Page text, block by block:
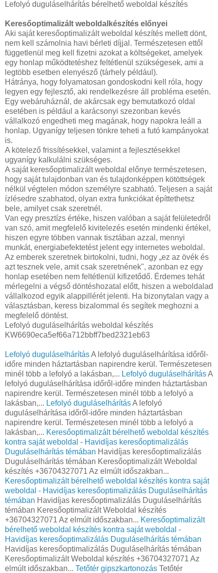
Lefolyó duguláselhárítás bérelhető weboldal készítés
Keresőoptimalizált weboldalkészítés előnyei
Aki saját keresőoptimalizált weboldal készítés mellett dönt,
nem kell számolnia havi bérleti díjjal. Természetesen ettől
függetlenül meg kell fizetni azokat a költségeket, amelyek
egy honlap működtetéshez feltétlenül szükségesek, ami a
legtöbb esetben elenyésző (tárhely például).
Hátránya, hogy folyamatosan gondoskodni kell róla, hogy
legyen egy fejlesztő, aki rendelkezésre áll probléma esetén.
Egy webáruháznál, de akárcsak egy bemutatkozó oldal
esetében is például a karácsonyi szezonban kevés
vállalkozó engedheti meg magának, hogy napokra leáll a
honlap. Ugyanígy teljesen tönkre teheti a futó kampányokat
is.
A kötelező frissítésekkel, valamint a fejlesztésekkel
ugyanígy kalkulálni szükséges.
A saját keresőoptimalizált weboldal előnye természetesen,
hogy saját tulajdonban van és tulajdonképpen kötöttségek
nélkül végtelen módon személyre szabható. Teljesen a saját
ízlésedre szabhatod, olyan extra funkciókat építtethetsz
bele, amilyet csak szeretnél.
Van egy presztízs értéke, hiszen valóban a saját felületedről
van szó, amit megfelelő kivitelezés esetén mindenki értékel,
hiszen egyre többen vannak tisztában azzal, mennyi
munkát, energiabefektetést jelent egy internetes weboldal.
Az emberek szeretnek birtokolni, tudni, hogy „ez az övék és
azt tesznek vele, amit csak szeretnének", azonban ez egy
honlap esetében nem feltétlenül kifizetődő. Érdemes tehát
mérlegelni a végső döntéshozatal előtt, hiszen a weboldalad
vállalkozod egyik alappillérét jelenti. Ha bizonytalan vagy a
választásban, keress bizalommal és segítek meghozni a
megfelelő döntést.
Lefolyó duguláselhárítás weboldal készítés
KW6690eca5ef66a712bbff7bed2321eb63
Lefolyó duguláselhárításA lefolyó duguláselhárítása időről-
időre minden háztartásban napirendre kerül. Természetesen
minél több a lefolyó a lakásban,... Lefolyó duguláselhárításA
lefolyó duguláselhárítása időről-időre minden háztartásban
napirendre kerül. Természetesen minél több a lefolyó a
lakásban,... Lefolyó duguláselhárításA lefolyó
duguláselhárítása időről-időre minden háztartásban
napirendre kerül. Természetesen minél több a lefolyó a
lakásban,... Keresőoptimalizált bérelhető weboldal készítés
kontra saját weboldal - Havidíjas keresőoptimalizálás
Duguláselhárítás témában Havidíjas keresőoptimalizálás
Duguláselhárítás témában Keresőoptimalizált Weboldal
készítés +36704327071 Az elmúlt időszakban...
Keresőoptimalizált bérelhető weboldal készítés kontra saját
weboldal - Havidíjas keresőoptimalizálás Duguláselhárítás
témában Havidíjas keresőoptimalizálás Duguláselhárítás
témában Keresőoptimalizált Weboldal készítés
+36704327071 Az elmúlt időszakban... Keresőoptimalizált
bérelhető weboldal készítés kontra saját weboldal -
Havidíjas keresőoptimalizálás Duguláselhárítás témában
Havidíjas keresőoptimalizálás Duguláselhárítás témában
Keresőoptimalizált Weboldal készítés +36704327071 Az
elmúlt időszakban... Tetőtér gipszkartonozás Tetőtér